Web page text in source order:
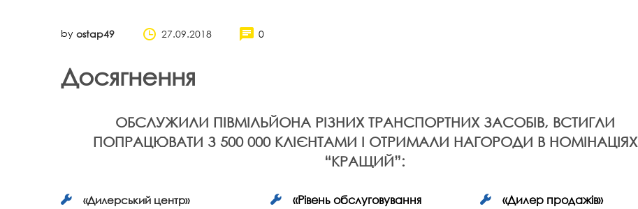
by ostap49 27.09.2018 0
Досягнення
ОБСЛУЖИЛИ ПІВМІЛЬЙОНА РІЗНИХ ТРАНСПОРТНИХ ЗАСОБІВ, ВСТИГЛИ
ПОПРАЦЮВАТИ З 500 000 КЛІЄНТАМИ І ОТРИМАЛИ НАГОРОДИ В НОМІНАЦІЯХ
“КРАЩИЙ”:
«Дилерський центр»
«Рівень обслуговування
«Дилер продажів»